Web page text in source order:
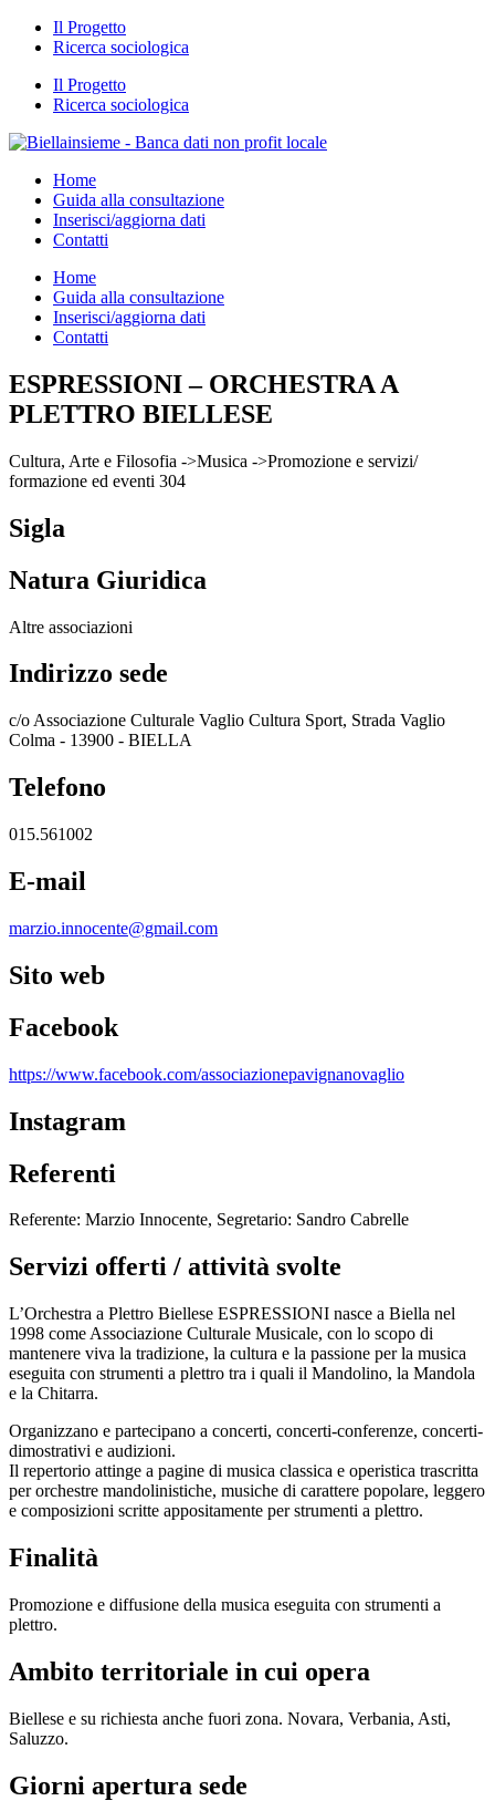
Il Progetto
Ricerca sociologica
Il Progetto
Ricerca sociologica
Home
Guida alla consultazione
Inserisci/aggiorna dati
Contatti
Home
Guida alla consultazione
Inserisci/aggiorna dati
Contatti
ESPRESSIONI – ORCHESTRA A
PLETTRO BIELLESE
Cultura, Arte e Filosofia ->Musica ->Promozione e servizi/
formazione ed eventi 304
Sigla
Natura Giuridica
Altre associazioni
Indirizzo sede
c/o Associazione Culturale Vaglio Cultura Sport, Strada Vaglio
Colma - 13900 - BIELLA
Telefono
015.561002
E-mail
marzio.innocente@gmail.com
Sito web
Facebook
https://www.facebook.com/associazionepavignanovaglio
Instagram
Referenti
Referente: Marzio Innocente, Segretario: Sandro Cabrelle
Servizi offerti / attività svolte
L’Orchestra a Plettro Biellese ESPRESSIONI nasce a Biella nel
1998 come Associazione Culturale Musicale, con lo scopo di
mantenere viva la tradizione, la cultura e la passione per la musica
eseguita con strumenti a plettro tra i quali il Mandolino, la Mandola
e la Chitarra.
Organizzano e partecipano a concerti, concerti-conferenze, concerti-
dimostrativi e audizioni.
Il repertorio attinge a pagine di musica classica e operistica trascritta
per orchestre mandolinistiche, musiche di carattere popolare, leggero
e composizioni scritte appositamente per strumenti a plettro.
Finalità
Promozione e diffusione della musica eseguita con strumenti a
plettro.
Ambito territoriale in cui opera
Biellese e su richiesta anche fuori zona. Novara, Verbania, Asti,
Saluzzo.
Giorni apertura sede